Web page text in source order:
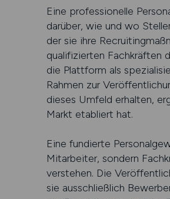
Eine professionelle
darüber, wie und wo
der sie ihre
qualifizierten Fachkräften
die Plattform als
Rahmen zur
dieses Umfeld erhalten,
Markt etabliert hat.
Eine fundierte
Mitarbeiter, sondern
verstehen. Die
sie ausschließlich